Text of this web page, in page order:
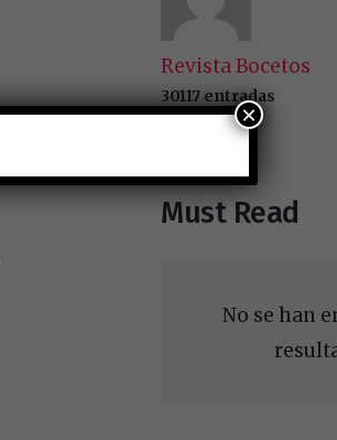
Revista Bocetos
30117 entradas
Must Read
No se han
×